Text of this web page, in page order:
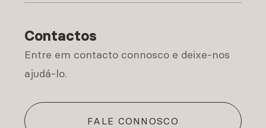
Contactos
Entre em contacto connosco e deixe-nos
ajudá-lo.
FALE CONNOSCO